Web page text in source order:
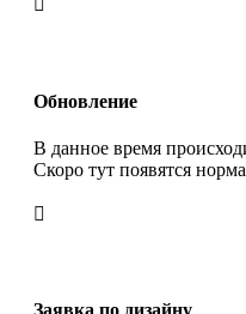

Обновление
В данное время
Скоро тут появятся

Заявка по дизайну